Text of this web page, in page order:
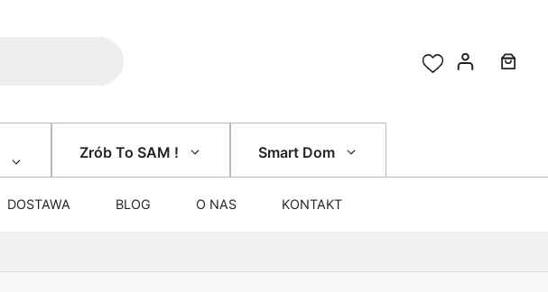
Zrób To SAM ! Smart Dom
DOSTAWA BLOG O NAS KONTAKT